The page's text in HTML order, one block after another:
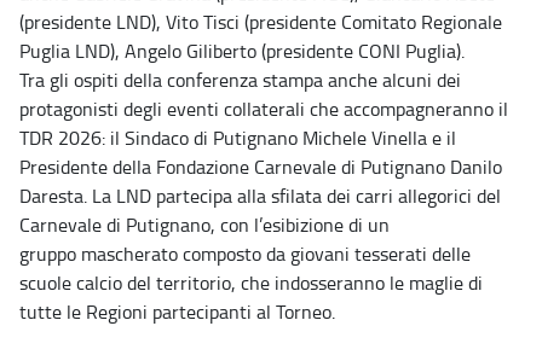
(presidente LND), Vito Tisci (presidente Comitato Regionale
Puglia LND), Angelo Giliberto (presidente CONI Puglia).
Tra gli ospiti della conferenza stampa anche alcuni dei
protagonisti degli eventi collaterali che accompagneranno il
TDR 2026: il Sindaco di Putignano Michele Vinella e il
Presidente della Fondazione Carnevale di Putignano Danilo
Daresta. La LND partecipa alla sfilata dei carri allegorici del
Carnevale di Putignano, con l’esibizione di un
gruppo mascherato composto da giovani tesserati delle
scuole calcio del territorio, che indosseranno le maglie di
tutte le Regioni partecipanti al Torneo.